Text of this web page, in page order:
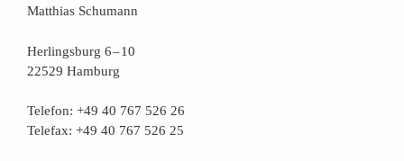
Mat­thi­as Schumann
Her­lings­burg 6 – 10
22529 Hamburg
Tele­fon: +49 40 767 526 26
Tele­fax: +49 40 767 526 25